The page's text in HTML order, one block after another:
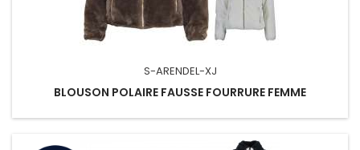
S-ARENDEL-XJ
BLOUSON POLAIRE FAUSSE FOURRURE FEMME